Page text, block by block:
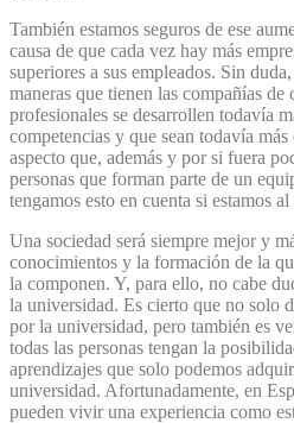
También estamos seguros de ese
causa de que cada vez hay más
superiores a sus empleados. Sin
maneras que tienen las compañías de
profesionales se desarrollen todavía
competencias y que sean todavía
aspecto que, además y por si fuera
personas que forman parte de un
tengamos esto en cuenta si estamos
Una sociedad será siempre mejor y
conocimientos y la formación de la
la componen. Y, para ello, no cabe
la universidad. Es cierto que no solo
por la universidad, pero también es
todas las personas tengan la
aprendizajes que solo podemos
universidad. Afortunadamente, en
pueden vivir una experiencia como